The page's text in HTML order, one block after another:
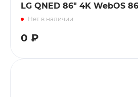
LG QNED 86" 4K WebOS
Нет в наличии
0 ₽